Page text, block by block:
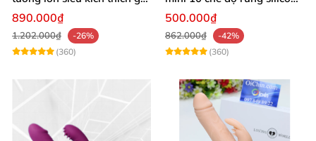
nổi
890.000₫
1.202.000₫
-26%
(360)
mềm
500.000₫
862.000₫
-42%
(360)